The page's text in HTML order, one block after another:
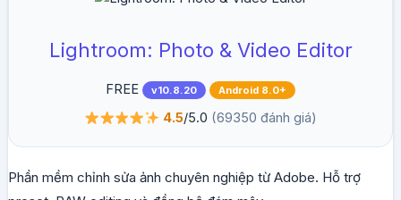
Lightroom: Photo & Video Editor
FREE v10.8.20 Android 8.0+
4.5/5.0 (69350 đánh giá)
Phần mềm chỉnh sửa ảnh chuyên nghiệp từ Adobe. Hỗ trợ